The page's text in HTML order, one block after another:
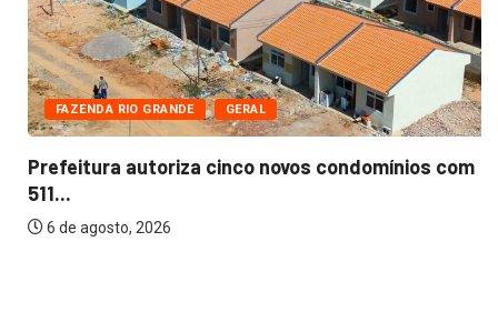
FAZENDA RIO GRANDE GERAL
Prefeitura autoriza cinco novos condomínios com
511...
6 de agosto, 2026